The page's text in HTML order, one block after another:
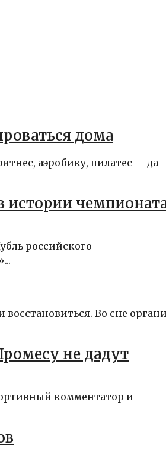
дома
аэробику, пилатес — да
истории
российского
Во сне
не дадут
комментатор и